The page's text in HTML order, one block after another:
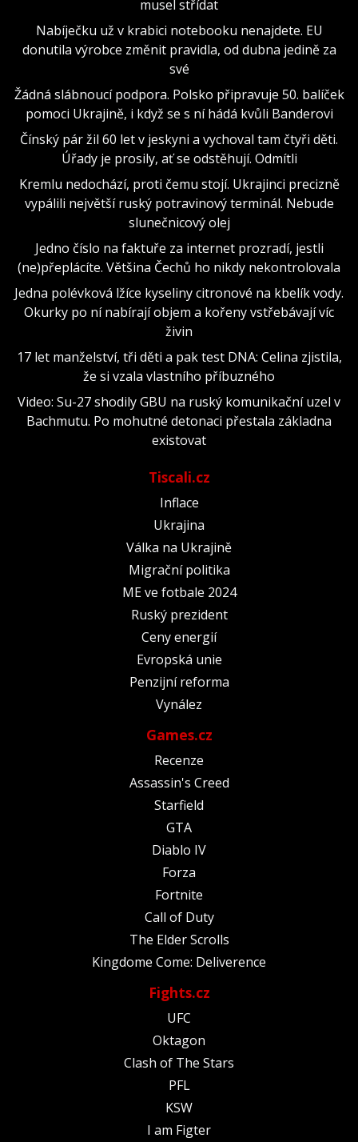
musel střídat
Nabíječku už v krabici notebooku nenajdete. EU
donutila výrobce změnit pravidla, od dubna jedině za
své
Žádná slábnoucí podpora. Polsko připravuje 50. balíček
pomoci Ukrajině, i když se s ní hádá kvůli Banderovi
Čínský pár žil 60 let v jeskyni a vychoval tam čtyři děti.
Úřady je prosily, ať se odstěhují. Odmítli
Kremlu nedochází, proti čemu stojí. Ukrajinci precizně
vypálili největší ruský potravinový terminál. Nebude
slunečnicový olej
Jedno číslo na faktuře za internet prozradí, jestli
(ne)přeplácíte. Většina Čechů ho nikdy nekontrolovala
Jedna polévková lžíce kyseliny citronové na kbelík vody.
Okurky po ní nabírají objem a kořeny vstřebávají víc
živin
17 let manželství, tři děti a pak test DNA: Celina zjistila,
že si vzala vlastního příbuzného
Video: Su-27 shodily GBU na ruský komunikační uzel v
Bachmutu. Po mohutné detonaci přestala základna
existovat
Tiscali.cz
Inflace
Ukrajina
Válka na Ukrajině
Migrační politika
ME ve fotbale 2024
Ruský prezident
Ceny energií
Evropská unie
Penzijní reforma
Vynález
Games.cz
Recenze
Assassin's Creed
Starfield
GTA
Diablo IV
Forza
Fortnite
Call of Duty
The Elder Scrolls
Kingdome Come: Deliverence
Fights.cz
UFC
Oktagon
Clash of The Stars
PFL
KSW
I am Figter